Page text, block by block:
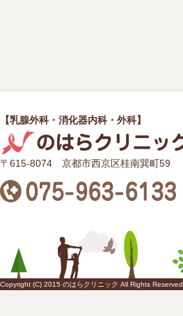
【乳腺外科・消化器内科・外科】
〒615-8074 京都市西京区桂南巽町59
Copyright (C) 2015 のはらクリニック All Rights Reserved.